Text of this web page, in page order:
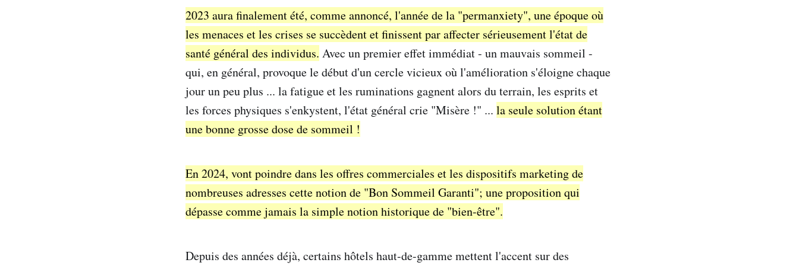
2023 aura finalement été, comme annoncé, l'année de la "permanxiety", une époque où
les menaces et les crises se succèdent et finissent par affecter sérieusement l'état de
santé général des individus. Avec un premier effet immédiat - un mauvais sommeil -
qui, en général, provoque le début d'un cercle vicieux où l'amélioration s'éloigne chaque
jour un peu plus ... la fatigue et les ruminations gagnent alors du terrain, les esprits et
les forces physiques s'enkystent, l'état général crie "Misère !" ... la seule solution étant
une bonne grosse dose de sommeil !
En 2024, vont poindre dans les offres commerciales et les dispositifs marketing de
nombreuses adresses cette notion de "Bon Sommeil Garanti"; une proposition qui
dépasse comme jamais la simple notion historique de "bien-être".
Depuis des années déjà, certains hôtels haut-de-gamme mettent l'accent sur des